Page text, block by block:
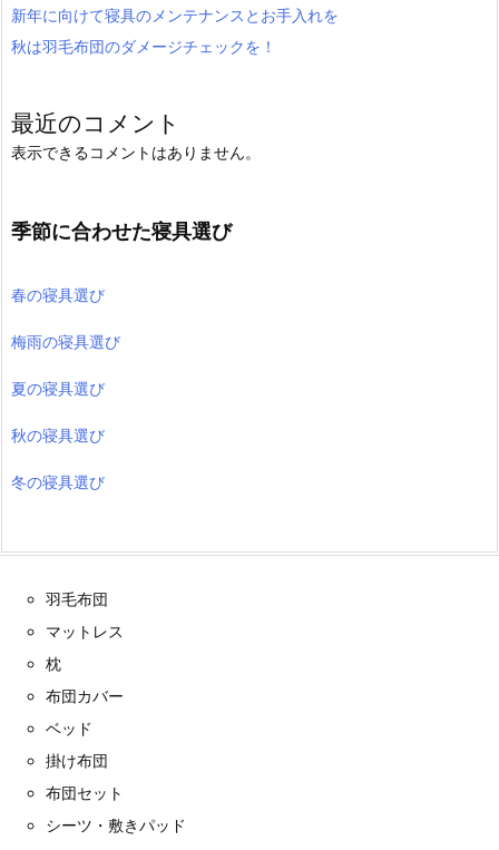
新年に向けて寝具のメンテナンスとお手入れを
秋は羽毛布団のダメージチェックを！
最近のコメント
表示できるコメントはありません。
季節に合わせた寝具選び
春の寝具選び
梅雨の寝具選び
夏の寝具選び
秋の寝具選び
冬の寝具選び
羽毛布団
マットレス
枕
布団カバー
ベッド
掛け布団
布団セット
シーツ・敷きパッド